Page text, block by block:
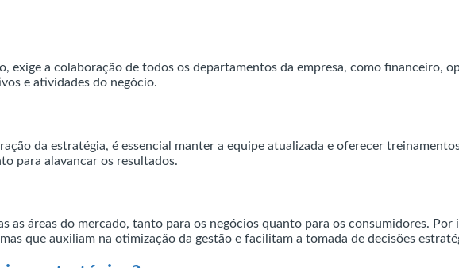
a colaboração de todos os departamentos da empresa, como financeiro,
e atividades do negócio.
da estratégia, é essencial manter a equipe atualizada e oferecer
para alavancar os resultados.
áreas do mercado, tanto para os negócios quanto para os consumidores. Por
que auxiliam na otimização da gestão e facilitam a tomada de decisões